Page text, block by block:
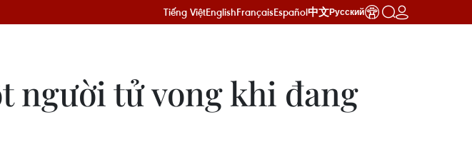
Tiếng ViệtEnglishFrançaisEspañol中文Русский
người tử vong khi đang